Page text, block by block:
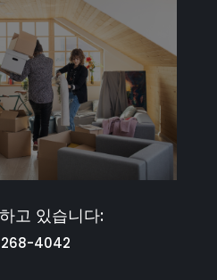
고 있습니다:
268-4042